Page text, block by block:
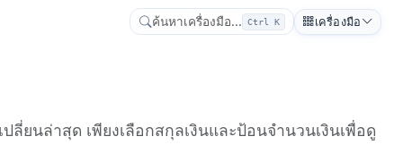
ค้นหาเครื่องมือ... Ctrl K เครื่องมือ
ลี่ยนล่าสุด เพียงเลือกสกุลเงินและป้อนจำนวนเงินเพื่อดู